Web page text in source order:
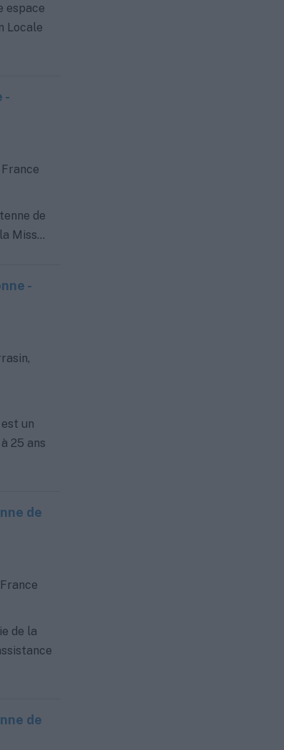
espace
Locale
-
de
Miss...
-
un
25 ans
de
de la
de